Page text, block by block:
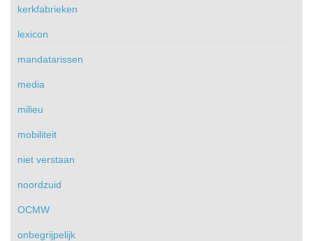
kerkfabrieken
lexicon
mandatarissen
media
milieu
mobiliteit
niet verstaan
noordzuid
OCMW
onbegrijpelijk